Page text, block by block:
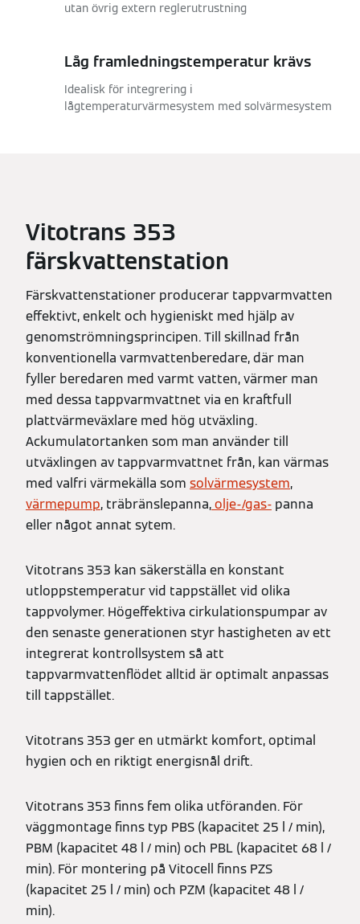
utan övrig extern reglerutrustning
Låg framledningstemperatur krävs
Idealisk för integrering i
lågtemperaturvärmesystem med solvärmesystem
Vitotrans 353
färskvattenstation
Färskvattenstationer producerar tappvarmvatten
effektivt, enkelt och hygieniskt med hjälp av
genomströmningsprincipen. Till skillnad från
konventionella varmvattenberedare, där man
fyller beredaren med varmt vatten, värmer man
med dessa tappvarmvattnet via en kraftfull
plattvärmeväxlare med hög utväxling.
Ackumulatortanken som man använder till
utväxlingen av tappvarmvattnet från, kan värmas
med valfri värmekälla som solvärmesystem,
värmepump, träbränslepanna,olje-/gas- panna
eller något annat sytem.
Vitotrans 353 kan säkerställa en konstant
utloppstemperatur vid tappstället vid olika
tappvolymer. Högeffektiva cirkulationspumpar av
den senaste generationen styr hastigheten av ett
integrerat kontrollsystem så att
tappvarmvattenflödet alltid är optimalt anpassas
till tappstället.
Vitotrans 353 ger en utmärkt komfort, optimal
hygien och en riktigt energisnål drift.
Vitotrans 353 finns fem olika utföranden. För
väggmontage finns typ PBS (kapacitet 25 l / min),
PBM (kapacitet 48 l / min) och PBL (kapacitet 68 l /
min). För montering på Vitocell finns PZS
(kapacitet 25 l / min) och PZM (kapacitet 48 l /
min).